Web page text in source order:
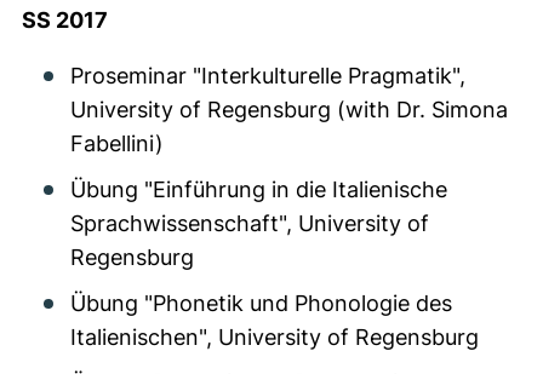
SS 2017
Proseminar "Interkulturelle Pragmatik",
University of Regensburg (with Dr. Simona
Fabellini)
Übung "Einführung in die Italienische
Sprachwissenschaft", University of
Regensburg
Übung "Phonetik und Phonologie des
Italienischen", University of Regensburg